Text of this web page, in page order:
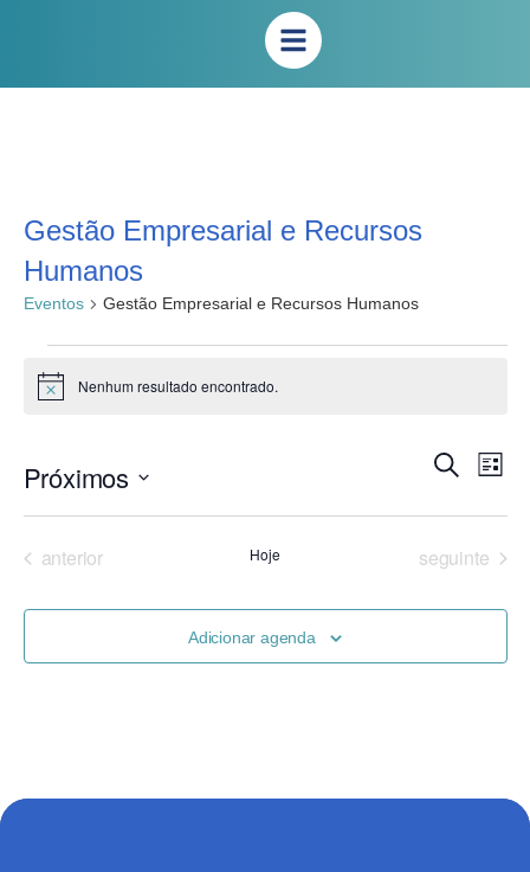
Gestão Empresarial e Recursos
Humanos
Eventos Gestão Empresarial e Recursos Humanos
Notice Nenhum resultado encontrado.
e
Procurar
eventos
Lista
Próximos
data.Eventos
anterior Hoje Eventos
seguinte
Adicionar agenda